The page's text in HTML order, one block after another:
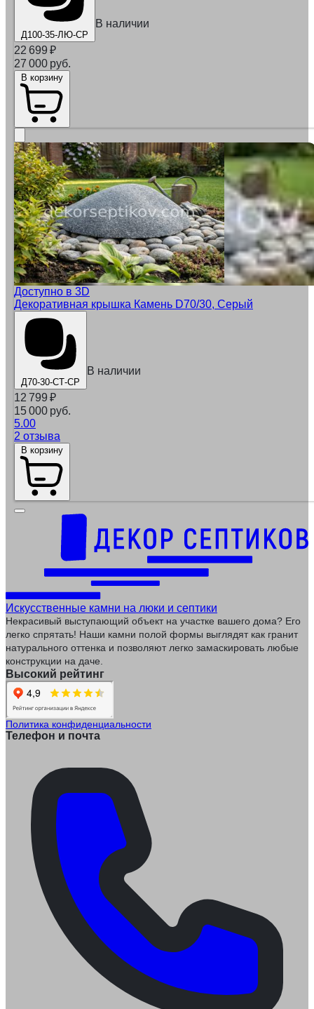
Д100-35-ЛЮ-СР
В наличии
22 699 ₽
27 000 руб.
Доступно в 3D
Декоративная крышка Камень D70/30, Серый
Д70-30-СТ-СР
В наличии
12 799 ₽
15 000 руб.
5.00
2 отзыва
Искусственные камни на люки и септики
Некрасивый выступающий объект на участке вашего дома? Его
легко спрятать! Наши камни полой формы выглядят как гранит
натурального оттенка и позволяют легко замаскировать любые
конструкции на даче.
Высокий рейтинг
Политика конфиденциальности
Телефон и почта